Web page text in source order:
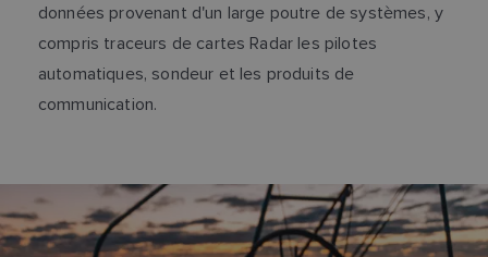
données provenant d'un large poutre de systèmes, y
compris traceurs de cartes Radar les pilotes
automatiques, sondeur et les produits de
communication.